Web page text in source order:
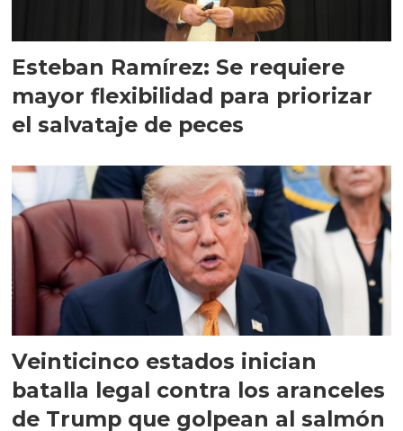
Esteban Ramírez: Se requiere
mayor flexibilidad para priorizar
el salvataje de peces
Veinticinco estados inician
batalla legal contra los aranceles
de Trump que golpean al salmón